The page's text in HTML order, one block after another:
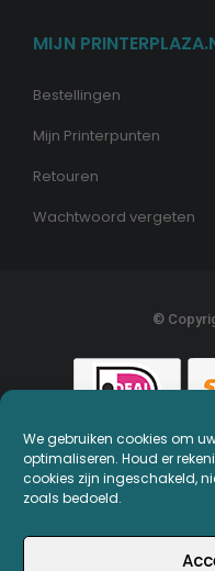
We gebruiken cookies om
optimaliseren. Houd er
cookies zijn ingeschakeld,
zoals bedoeld.
MIJN
Bestellingen
Mijn Printerpunten
Retouren
Wachtwoord vergeten
©